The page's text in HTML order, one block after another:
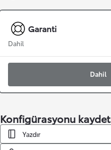
Garanti
Dahil
Dahil
Konfigürasyonu kaydet
Yazdır